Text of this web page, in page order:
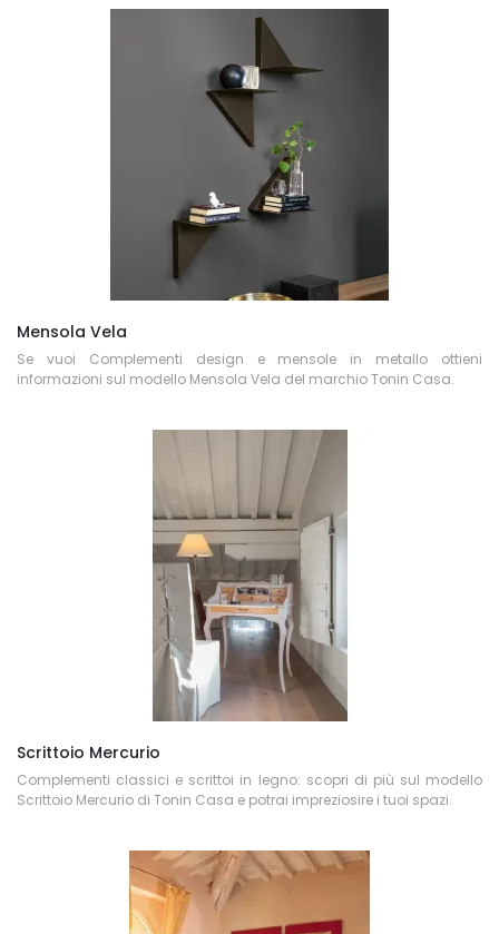
Mensola Vela
Se vuoi Complementi design e mensole in metallo ottieni
informazioni sul modello Mensola Vela del marchio Tonin Casa.
Scrittoio Mercurio
Complementi classici e scrittoi in legno: scopri di più sul modello
Scrittoio Mercurio di Tonin Casa e potrai impreziosire i tuoi spazi.